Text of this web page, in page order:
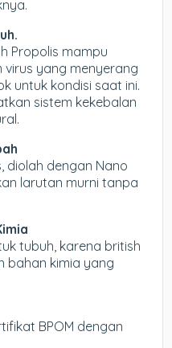
Propolis mampu
yang menyerang
untuk kondisi saat ini.
sistem kekebalan
diolah dengan Nano
larutan murni tanpa
tubuh, karena british
bahan kimia yang
BPOM dengan